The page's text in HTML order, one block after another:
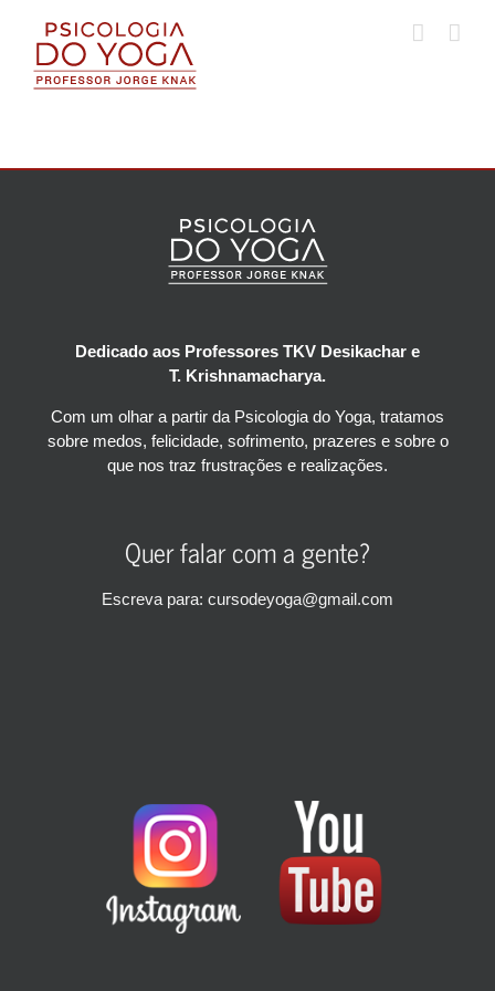
conteúdo
Dedicado aos Professores TKV Desikachar e
T. Krishnamacharya.
Com um olhar a partir da Psicologia do Yoga, tratamos
sobre medos, felicidade, sofrimento, prazeres e sobre o
que nos traz frustrações e realizações.
Quer falar com a gente?
Escreva para: cursodeyoga@gmail.com